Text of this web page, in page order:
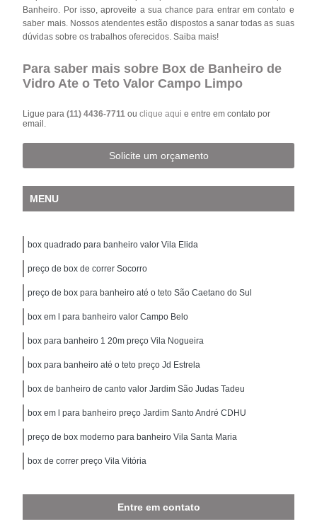
Banheiro. Por isso, aproveite a sua chance para entrar em contato e
saber mais. Nossos atendentes estão dispostos a sanar todas as suas
dúvidas sobre os trabalhos oferecidos. Saiba mais!
Para saber mais sobre Box de Banheiro de
Vidro Ate o Teto Valor Campo Limpo
Ligue para(11) 4436-7711ouclique aqui e entre em contato por
email.
Solicite um orçamento
MENU
box quadrado para banheiro valor Vila Elida
preço de box de correr Socorro
preço de box para banheiro até o teto São Caetano do Sul
box em l para banheiro valor Campo Belo
box para banheiro 1 20m preço Vila Nogueira
box para banheiro até o teto preço Jd Estrela
box de banheiro de canto valor Jardim São Judas Tadeu
box em l para banheiro preço Jardim Santo André CDHU
preço de box moderno para banheiro Vila Santa Maria
box de correr preço Vila Vitória
Entre em contato